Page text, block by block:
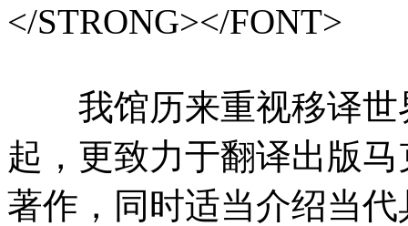
</STRONG></FONT>
我馆历来重视移译世
起，更致力于翻译出版
著作，同时适当介绍当